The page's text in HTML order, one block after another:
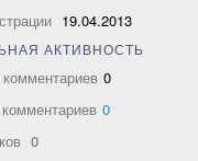
19.04.2013
АКТИВНОСТЬ
0
0
0